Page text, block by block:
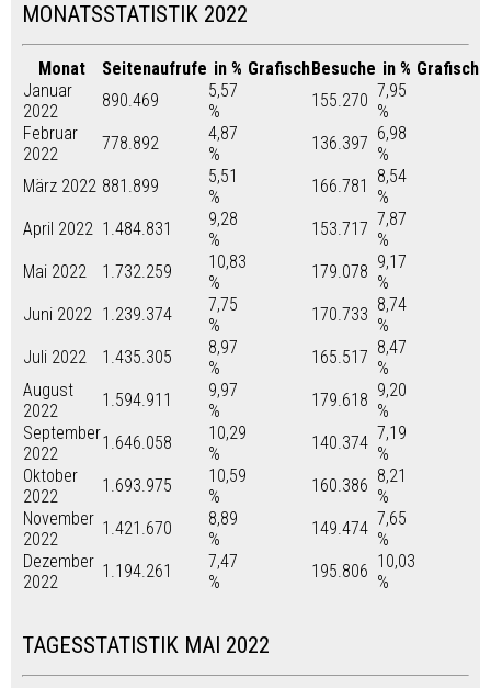
MONATSSTATISTIK 2022
Monat Seitenaufrufe in % GrafischBesuche in % Grafisch
Januar
2022
890.469
5,57
%
155.270 7,95
%
Februar
2022
778.892
4,87
%
136.397 6,98
%
März 2022 881.899
5,51
%
166.781
8,54
%
April 2022 1.484.831
9,28
%
153.717 7,87
%
Mai 2022
1.732.259
10,83
%
179.078 9,17
%
Juni 2022 1.239.374
7,75
%
170.733 8,74
%
Juli 2022
1.435.305
8,97
%
165.517 8,47
%
August
2022
1.594.911
9,97
%
179.618 9,20
%
September
2022
1.646.058
10,29
%
140.374 7,19
%
Oktober
2022
1.693.975
10,59
%
160.386 8,21
%
November
2022
1.421.670
8,89
%
149.474 7,65
%
Dezember
2022
1.194.261
7,47
%
195.806 10,03
%
TAGESSTATISTIK MAI 2022